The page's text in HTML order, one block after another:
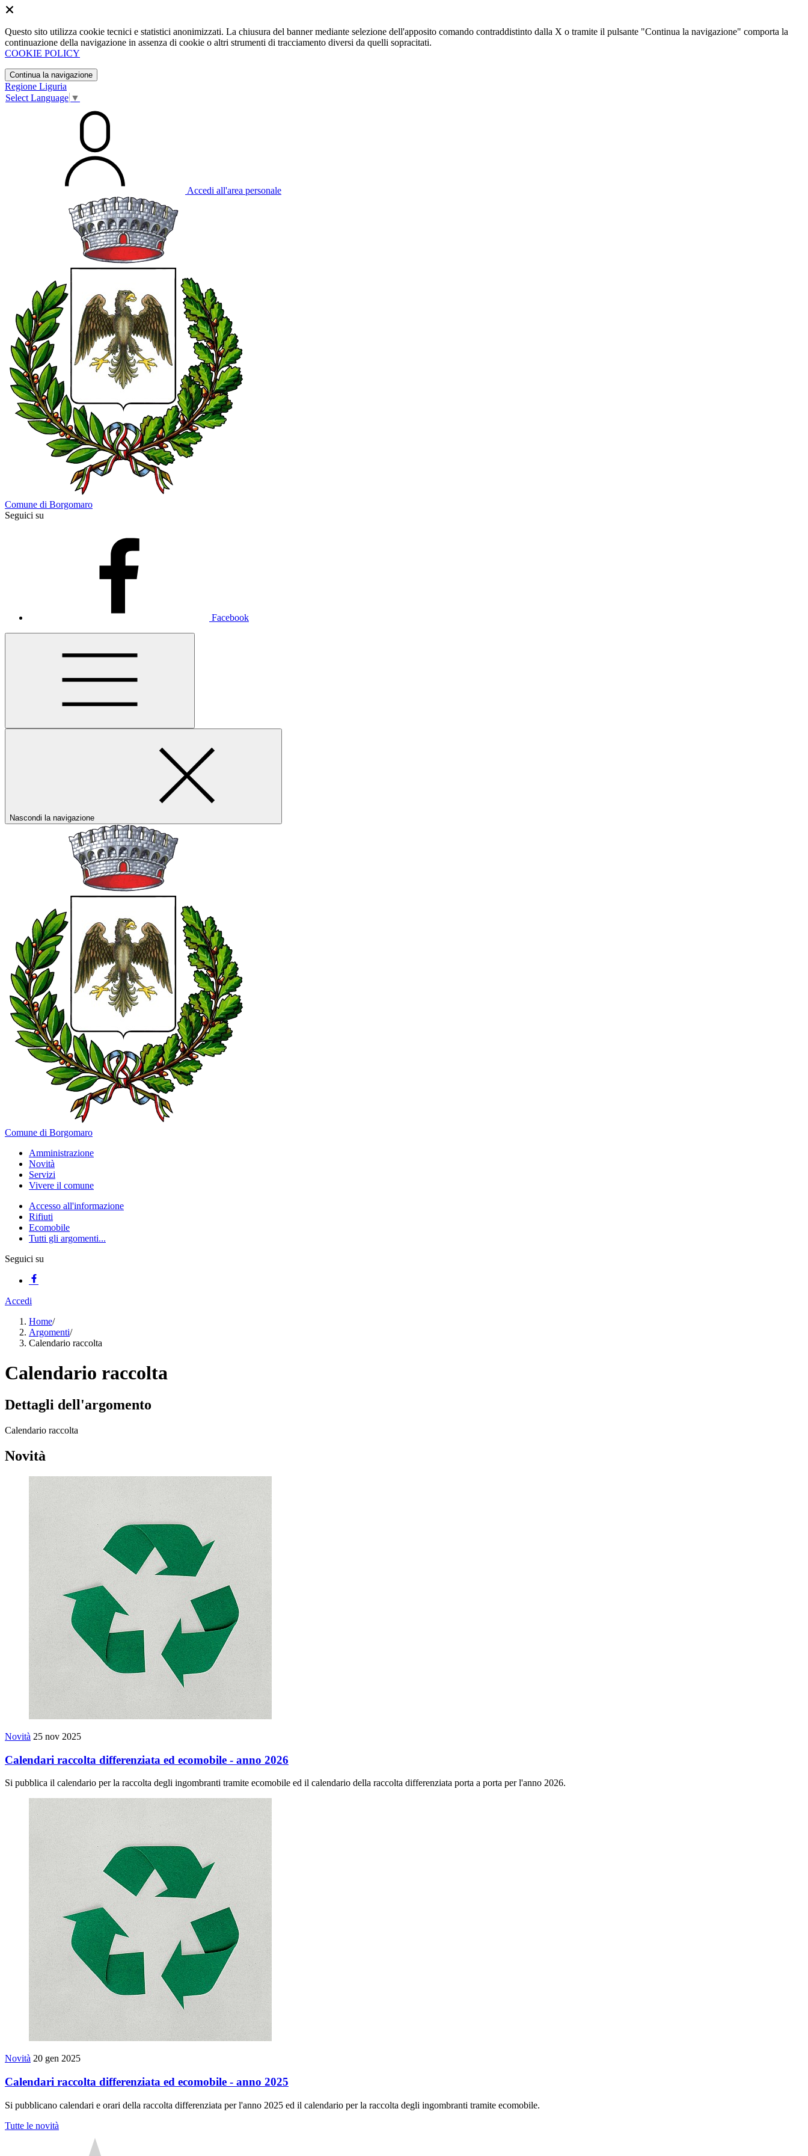
Questo sito utilizza cookie tecnici e statistici anonimizzati. La chiusura del banner mediante selezione dell'apposito comando contraddistinto dalla X o tramite il pulsante "Continua la navigazione" comporta la
continuazione della navigazione in assenza di cookie o altri strumenti di tracciamento diversi da quelli sopracitati.
COOKIE POLICY
Continua la navigazione
Regione Liguria
Select Language ▼
Accedi all'area personale
Comune di Borgomaro
Seguici su
Facebook
Nascondi la navigazione
Comune di Borgomaro
Amministrazione
Novità
Servizi
Vivere il comune
Accesso all'informazione
Rifiuti
Ecomobile
Tutti gli argomenti...
Seguici su
Accedi
Home/
Argomenti/
Calendario raccolta
Calendario raccolta
Dettagli dell'argomento
Calendario raccolta
Novità
Novità 25 nov 2025
Calendari raccolta differenziata ed ecomobile - anno 2026
Si pubblica il calendario per la raccolta degli ingombranti tramite ecomobile ed il calendario della raccolta differenziata porta a porta per l'anno 2026.
Novità 20 gen 2025
Calendari raccolta differenziata ed ecomobile - anno 2025
Si pubblicano calendari e orari della raccolta differenziata per l'anno 2025 ed il calendario per la raccolta degli ingombranti tramite ecomobile.
Tutte le novità